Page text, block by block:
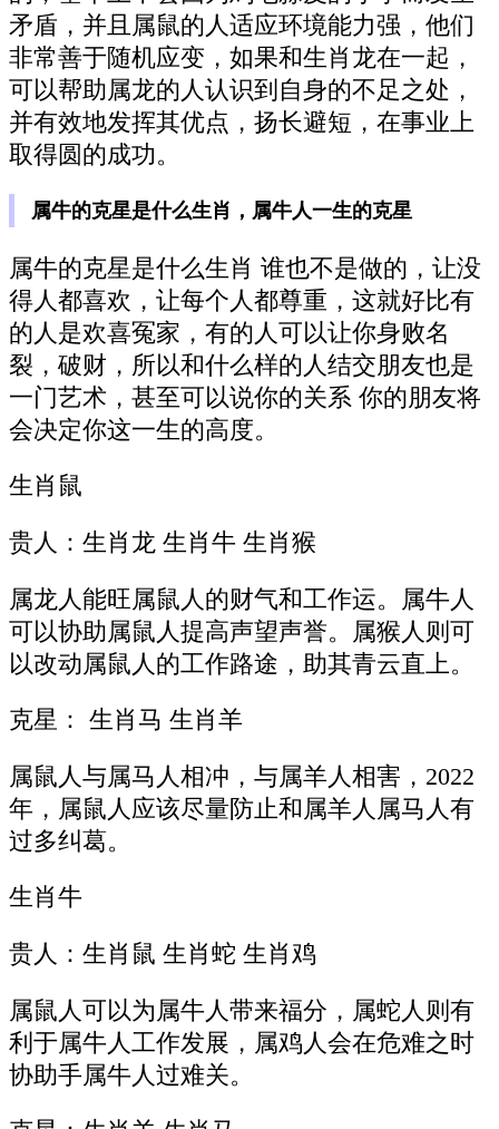
矛盾，并且属鼠的人适应环境能力强，他们
非常善于随机应变，如果和生肖龙在一起，
可以帮助属龙的人认识到自身的不足之处，
并有效地发挥其优点，扬长避短，在事业上
取得圆的成功。
属牛的克星是什么生肖，属牛人一生的克星
属牛的克星是什么生肖 谁也不是做的，让没
得人都喜欢，让每个人都尊重，这就好比有
的人是欢喜冤家，有的人可以让你身败名
裂，破财，所以和什么样的人结交朋友也是
一门艺术，甚至可以说你的关系 你的朋友将
会决定你这一生的高度。
生肖鼠
贵人：生肖龙 生肖牛 生肖猴
属龙人能旺属鼠人的财气和工作运。属牛人
可以协助属鼠人提高声望声誉。属猴人则可
以改动属鼠人的工作路途，助其青云直上。
克星： 生肖马 生肖羊
属鼠人与属马人相冲，与属羊人相害，2022
年，属鼠人应该尽量防止和属羊人属马人有
过多纠葛。
生肖牛
贵人：生肖鼠 生肖蛇 生肖鸡
属鼠人可以为属牛人带来福分，属蛇人则有
利于属牛人工作发展，属鸡人会在危难之时
协助手属牛人过难关。